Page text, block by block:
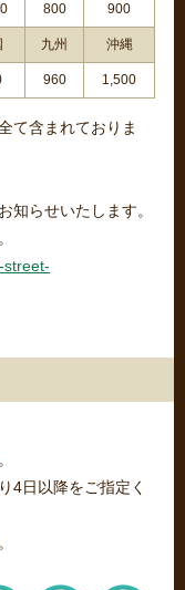
800 900
九州 沖縄
960 1,500
て含まれておりま
らせいたします。
street-
4日以降をご指定く